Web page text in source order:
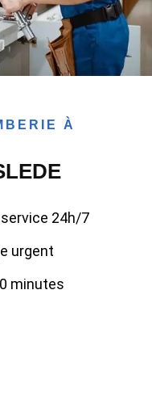
À
24h/7
urgent
minutes